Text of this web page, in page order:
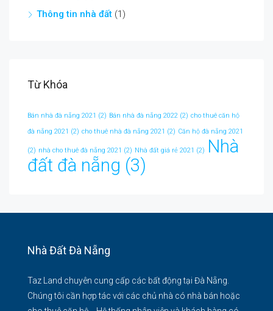
Thông tin nhà đất (1)
Từ Khóa
Bán nhà đà nẵng 2021 (2) Bán nhà đà nẵng 2022 (2) cho thuê căn hộ
đà nẵng 2021 (2) cho thuê nhà đà nẵng 2021 (2) Căn hộ đà nẵng 2021
(2) nhà cho thuê đà nẵng 2021 (2) Nhà đất giá rẻ 2021 (2)
Nhà
đất đà nẵng (3)
Nhà Đất Đà Nẵng
Taz Land chuyên cung cấp các bất động tại Đà Nẵng.
Chúng tôi cần hợp tác với các chủ nhà có nhà bán hoặc